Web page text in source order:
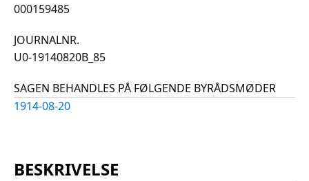
000159485
JOURNALNR.
U0-19140820B_85
SAGEN BEHANDLES PÅ FØLGENDE BYRÅDSMØDER
1914-08-20
BESKRIVELSE